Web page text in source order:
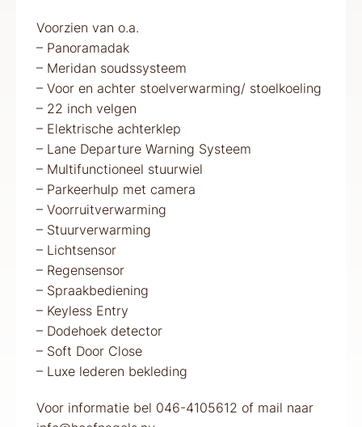
Voorzien van o.a.
– Panoramadak
– Meridan soudssysteem
– Voor en achter stoelverwarming/ stoelkoeling
– 22 inch velgen
– Elektrische achterklep
– Lane Departure Warning Systeem
– Multifunctioneel stuurwiel
– Parkeerhulp met camera
– Voorruitverwarming
– Stuurverwarming
– Lichtsensor
– Regensensor
– Spraakbediening
– Keyless Entry
– Dodehoek detector
– Soft Door Close
– Luxe lederen bekleding
Voor informatie bel 046-4105612 of mail naar